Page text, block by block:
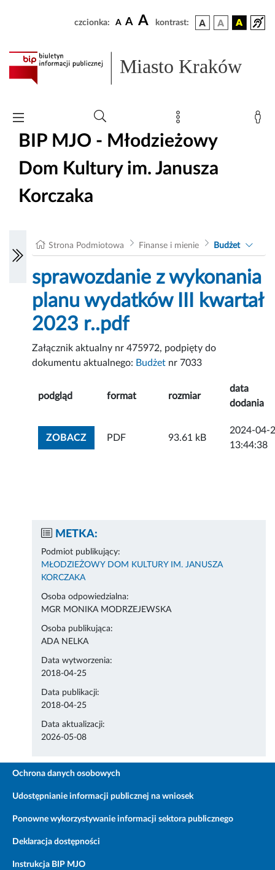
czcionka: A A A kontrast:
Miasto Kraków
BIP MJO - Młodzieżowy
Dom Kultury im. Janusza
Korczaka
Strona Podmiotowa Finanse i mienie Budżet
sprawozdanie z wykonania
planu wydatków III kwartał
2023 r..pdf
Załącznik aktualny nr 475972, podpięty do
dokumentu aktualnego: Budżet nr 7033
podgląd format rozmiar
data
dodania
ZOBACZZOBACZ ZAŁĄCZNIK
PDF 93.61 kB
2024-04-
13:44:38
METKA:
Podmiot publikujący:
MŁODZIEŻOWY DOM KULTURY IM. JANUSZA
KORCZAKA
Osoba odpowiedzialna:
MGR MONIKA MODRZEJEWSKA
Osoba publikująca:
ADA NELKA
Data wytworzenia:
2018-04-25
Data publikacji:
2018-04-25
Data aktualizacji:
2026-05-08
Ochrona danych osobowych
Udostępnianie informacji publicznej na wniosek
Ponowne wykorzystywanie informacji sektora publicznego
Deklaracja dostępności
Instrukcja BIP MJO